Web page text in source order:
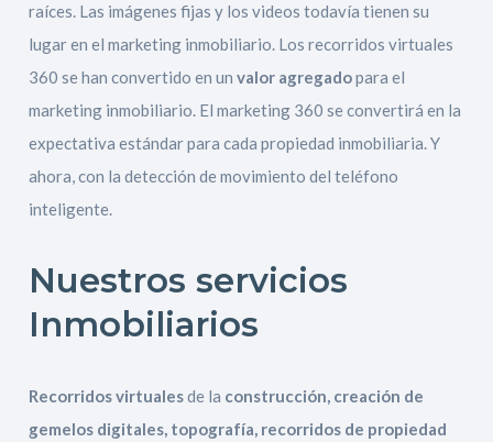
raíces. Las imágenes fijas y los videos todavía tienen su
lugar en el marketing inmobiliario. Los recorridos virtuales
360 se han convertido en unvalor agregadopara el
marketing inmobiliario. El marketing 360 se convertirá en la
expectativa estándar para cada propiedad inmobiliaria. Y
ahora, con la detección de movimiento del teléfono
inteligente.
Nuestros servicios
Inmobiliarios
Recorridos virtualesde la construcción, creación de
gemelos digitales, topografía, recorridos de propiedad